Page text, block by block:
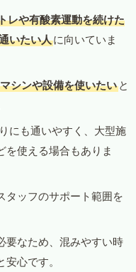
レや有酸素運動を続けた
いたい人に向いていま
シンや設備を使いたい と
にも通いやすく、大型施
を使える場合もありま
タッフのサポート範囲を
要なため、混みやすい時
心です。